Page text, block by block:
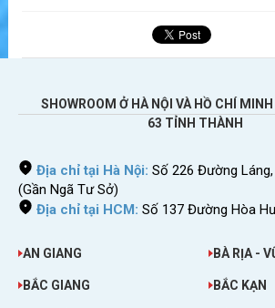
SHOWROOM Ở HÀ NỘI VÀ HỒ CHÍ
63 TỈNH THÀNH
Địa chỉ tại Hà Nội: Số 226 Đường
(Gần Ngã Tư Sở)
Địa chỉ tại HCM: Số 137 Đường Hòa
AN GIANG BÀ RỊA -
BẮC GIANG BẮC KẠN